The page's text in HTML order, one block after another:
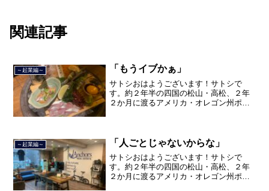
関連記事
～起業編～ 「もうイブかぁ」
サトシおはようございます！サトシで
す。約２年半の四国の松山・高松、２年
２か月に渡るアメリカ・オレゴン州ポー
て、２０２１年３月９日より東...
～起業編～ 「人ごとじゃないからな」
サトシおはようございます！サトシで
す。約２年半の四国の松山・高松、２年
２か月に渡るアメリカ・オレゴン州ポー